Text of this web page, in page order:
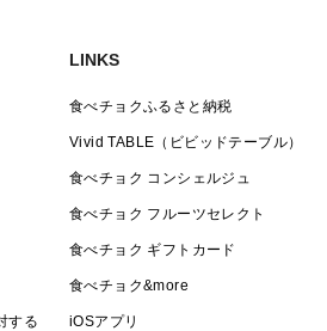
する
LINKS
食べチョクふるさと納税
Vivid TABLE（ビビッドテーブル）
食べチョク コンシェルジュ
食べチョク フルーツセレクト
食べチョク ギフトカード
食べチョク&more
iOSアプリ